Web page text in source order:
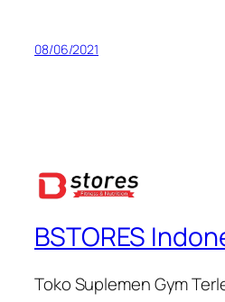
08/06/2021
BSTORES
Toko Suplemen Gym